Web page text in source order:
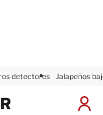
detectores Jalapeños
I
x